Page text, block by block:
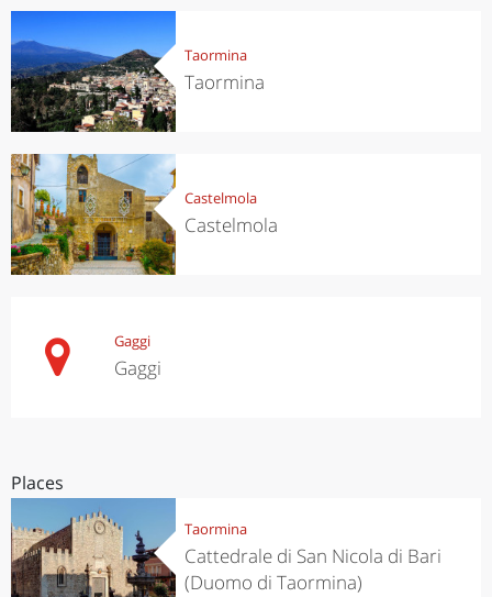
Taormina
Taormina
Castelmola
Castelmola
Gaggi
Gaggi
Places
Taormina
Cattedrale di San Nicola di Bari
(Duomo di Taormina)